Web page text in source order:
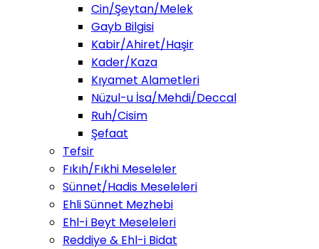
Cin/Şeytan/Melek
Gayb Bilgisi
Kabir/Ahiret/Haşir
Kader/Kaza
Kıyamet Alametleri
Nüzul-u İsa/Mehdi/Deccal
Ruh/Cisim
Şefaat
Tefsir
Fıkıh/Fıkhi Meseleler
Sünnet/Hadis Meseleleri
Ehli Sünnet Mezhebi
Ehl-i Beyt Meseleleri
Reddiye & Ehl-i Bidat